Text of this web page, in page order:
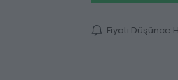
Fiyatı Düşünce